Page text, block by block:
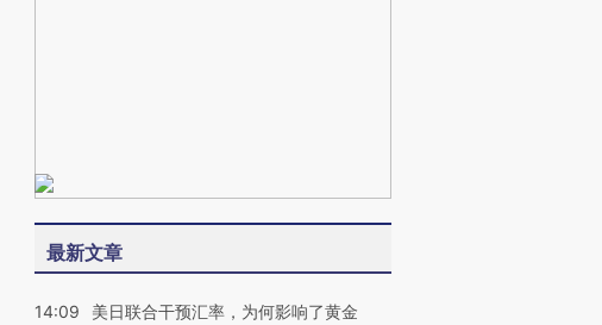
最新文章
14:09 美日联合干预汇率，为何影响了黄金